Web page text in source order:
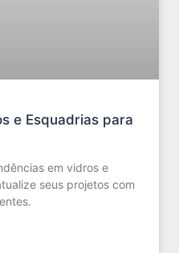
e Esquadrias para
em vidros e
seus projetos com